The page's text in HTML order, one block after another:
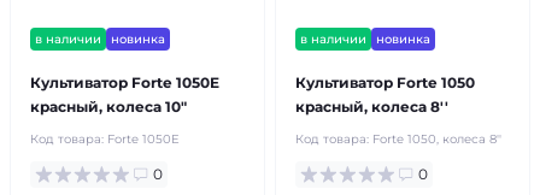
в наличии новинка
Культиватор Forte 1050E
красный, колеса 10"
Код товара: Forte 1050E
0
в наличии новинка
Культиватор Forte 1050
красный, колеса 8''
Код товара: Forte 1050, колеса 8''
0